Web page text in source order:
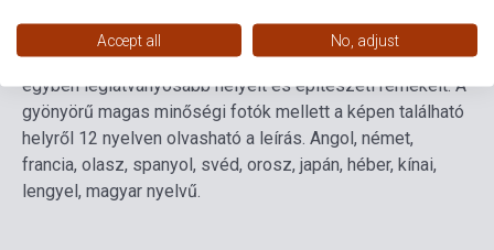
Ez az exkluzív album bemutatja Budapest lenyűgöző és
egyben leglátványosabb helyeit és építészeti remekeit. A
gyönyörű magas minőségi fotók mellett a képen található
helyről 12 nyelven olvasható a leírás. Angol, német,
francia, olasz, spanyol, svéd, orosz, japán, héber, kínai,
lengyel, magyar nyelvű.
Accept all No, adjust